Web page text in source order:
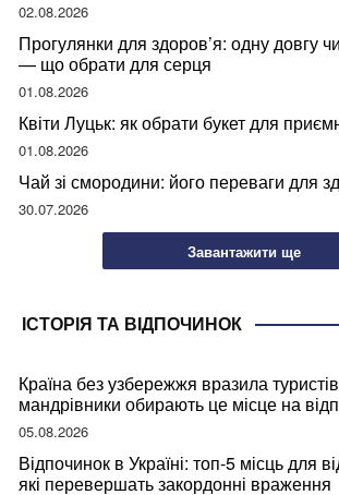
02.08.2026
Прогулянки для здоров’я: одну довгу
— що обрати для серця
01.08.2026
Квіти Луцьк: як обрати букет для
01.08.2026
Чай зі смородини: його переваги для
30.07.2026
Завантажити ще
ІСТОРІЯ ТА ВІДПОЧИНОК
Країна без узбережжя вразила
мандрівники обирають це місце на
05.08.2026
Відпочинок в Україні: топ-5 місць для
які перевершать закордонні враження